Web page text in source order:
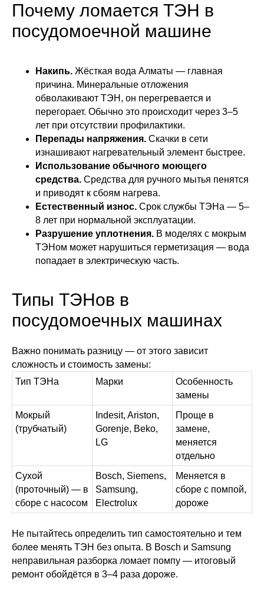
Почему ломается ТЭН в
посудомоечной машине
Накипь. Жёсткая вода Алматы — главная
причина. Минеральные отложения
обволакивают ТЭН, он перегревается и
перегорает. Обычно это происходит через 3–5
лет при отсутствии профилактики.
Перепады напряжения. Скачки в сети
изнашивают нагревательный элемент быстрее.
Использование обычного моющего
средства. Средства для ручного мытья пенятся
и приводят к сбоям нагрева.
Естественный износ. Срок службы ТЭНа — 5–
8 лет при нормальной эксплуатации.
Разрушение уплотнения. В моделях с мокрым
ТЭНом может нарушиться герметизация — вода
попадает в электрическую часть.
Типы ТЭНов в
посудомоечных машинах
Важно понимать разницу — от этого зависит
сложность и стоимость замены:
Тип ТЭНа
Марки
Особенность
замены
Мокрый
(трубчатый)
Indesit, Ariston,
Gorenje, Beko,
LG
Проще в
замене,
меняется
отдельно
Сухой
(проточный) — в
сборе с насосом
Bosch, Siemens,
Samsung,
Electrolux
Меняется в
сборе с помпой,
дороже
Не пытайтесь определить тип самостоятельно и тем
более менять ТЭН без опыта. В Bosch и Samsung
неправильная разборка ломает помпу — итоговый
ремонт обойдётся в 3–4 раза дороже.